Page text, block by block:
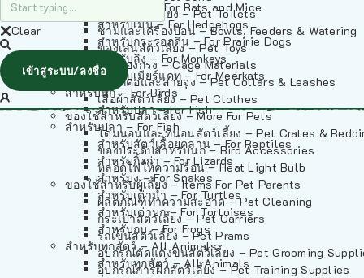
ห้องน้ำสัตว์เลี้ยง – Pet Toilets
ชามและเครื่องป้อน – Bowls, Feeders & Watering
ของเล่นสัตว์เลี้ยง – Pet Toys
วัสดุรองกรง – Cage Materials
ปลอกคอและสายจูง – Pet Collars & Leashes
เสื้อผ้าสัตว์เลี้ยง – Pet Clothes
ของใช้สำหรับสัตว์เลี้ยง – More For Pets
โดมนอนและที่นอนสัตว์เลี้ยง – Pet Crates &
ของประดับสำหรับนก – Bird Accessories
หลอดไฟให้ความร้อน – Heat Light Bulb
ของใช้สำหรับผู้เลี้ยง – Items For Pet Parents
ผลิตภัณฑ์ทำความสะอาด – Pet Cleaning
กระเป๋าสัตว์เลี้ยง – Pet Carriers
รถเข็นสัตว์เลี้ยง – Pet Prams
อุปกรณ์ตัดแต่งขนสัตว์เลี้ยง – Pet Grooming
อุปกรณ์การฝึกสัตว์เลี้ยง – Pet Training Supplies
สำหรับหนู – For Rats and Mice
สำหรับเม่น – For Hedgehogs
สำหรับกระรอกดิน – For Prairie Dogs
สำหรับลิง – For Monkeys
สำหรับเมียร์แคท – For Meerkats
สำหรับนก – For Birds
สำหรับปลา – For Fish
สำหรับปลา – For Fish
สำหรับสัตว์เลื้อยคลาน – For Reptiles
สำหรับกิ้งก่า – For Lizards
สำหรับงู – For Snakes
สำหรับเต่าน้ำ – For Turtles
สำหรับเต่าบก – For Tortoises
สำหรับกบ – For Frogs
สำหรับทุกสัตว์ – All Animals
สำหรับทุกสัตว์ – All Animals
Clear
เข้าสู่ระบบ/ลงชื่อ